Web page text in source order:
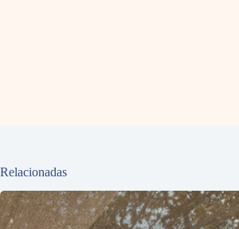
Relacionadas